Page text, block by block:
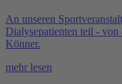
An unseren
Dialysepatienten teil -
Könner.
mehr lesen